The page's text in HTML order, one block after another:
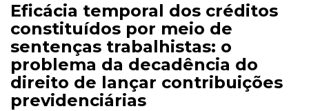
Eficácia temporal dos créditos
constituídos por meio de
sentenças trabalhistas: o
problema da decadência do
direito de lançar contribuições
previdenciárias